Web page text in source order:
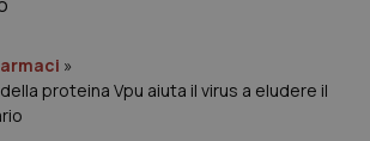
»
proteina Vpu aiuta il virus a eludere il